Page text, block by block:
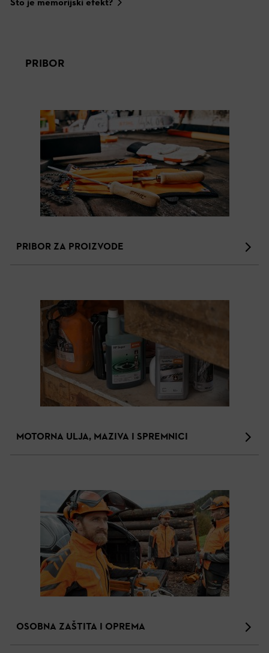
Što je memorijski efekt?
PRIBOR
PRIBOR ZA PROIZVODE
MOTORNA ULJA, MAZIVA I SPREMNICI
OSOBNA ZAŠTITA I OPREMA